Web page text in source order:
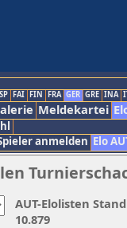
FAI FIN FRA GER GRE INA
Meldekartei
anmelden Elo
AUT-Elolisten
10.879